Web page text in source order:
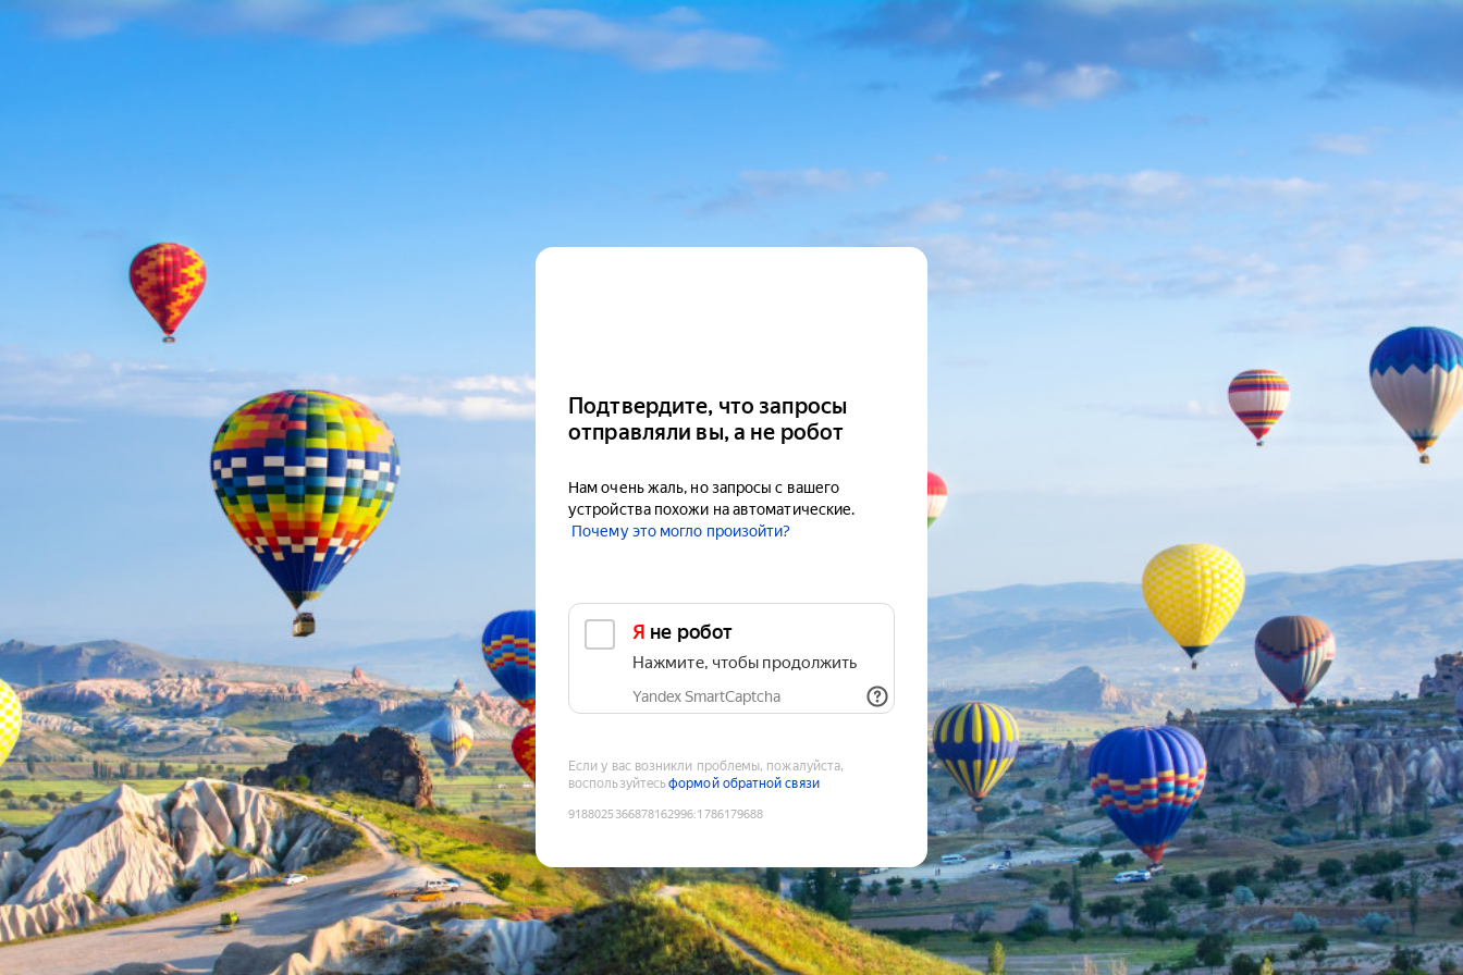
Подтвердите, что запросы
отправляли вы, а не робот
Нам очень жаль, но запросы с вашего
устройства похожи на автоматические.
Почему это могло произойти?
Я не робот
Нажмите, чтобы продолжить
Yandex SmartCaptcha
Если у вас возникли проблемы, пожалуйста,
воспользуйтесьформой обратной связи
9188025366878162996:1786179688